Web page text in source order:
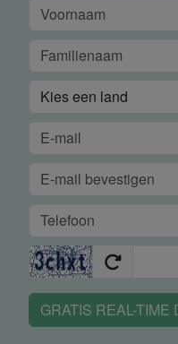
GRATIS REAL-TIME